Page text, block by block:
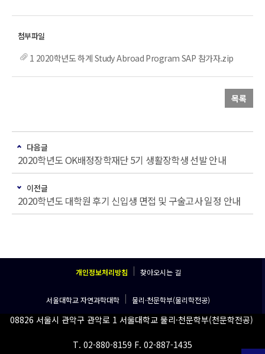
1 2020학년도 하계 Study Abroad Program SAP 참가자.zip
목록
다음글
2020학년도 OK배정장학재단 5기 생활장학생 선발 안내
이전글
2020학년도 대학원 후기 신입생 면접 및 구술고사 일정 안내
개인정보처리방침 찾아오시는 길
서울대학교 자연과학대학 물리·천문학부(물리학전공)
08826 서울시 관악구 관악로 1 서울대학교 물리·천문학부(천문학전공)
T. 02-880-8159 F. 02-887-1435